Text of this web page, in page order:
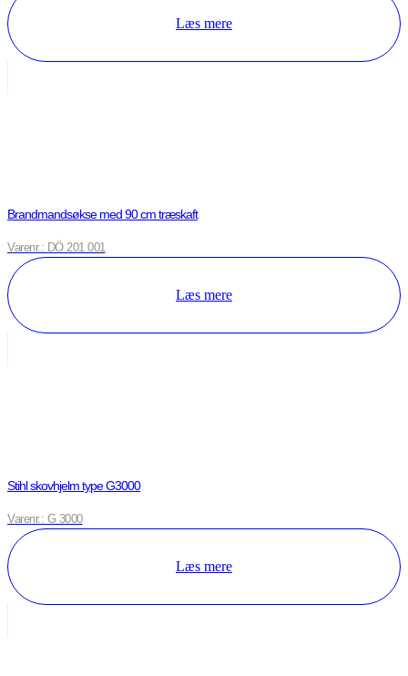
Læs mere
Brandmandsøkse med 90 cm træskaft
Varenr.: DÖ 201 001
Læs mere
Stihl skovhjelm type G3000
Varenr.: G 3000
Læs mere